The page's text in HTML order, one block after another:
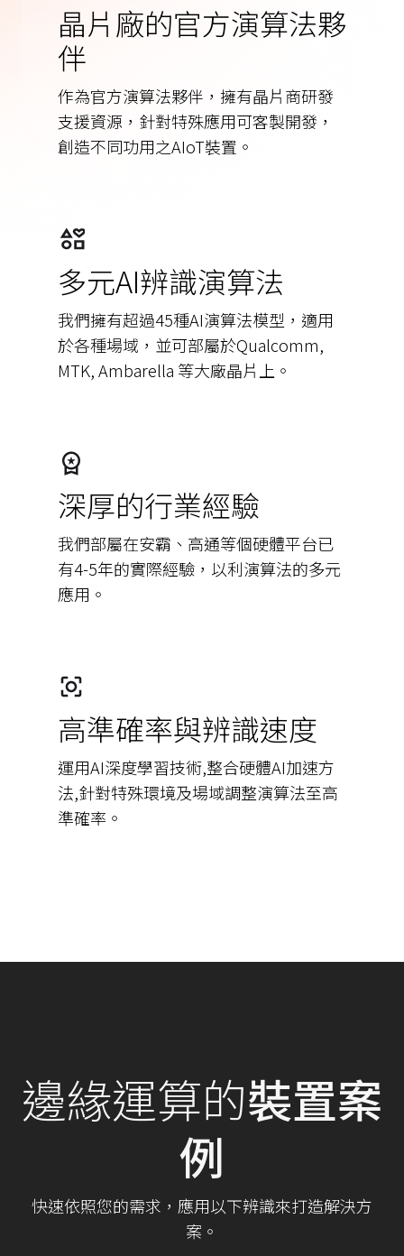
晶片廠的官方演算法夥
伴
作為官方演算法夥伴，擁有晶片商研發
支援資源，針對特殊應用可客製開發，
創造不同功用之AIoT裝置。
多元AI辨識演算法
我們擁有超過45種AI演算法模型，適用
於各種場域，並可部屬於Qualcomm,
MTK, Ambarella 等大廠晶片上。
深厚的行業經驗
我們部屬在安霸、高通等個硬體平台已
有4-5年的實際經驗，以利演算法的多元
應用。
高準確率與辨識速度
運用AI深度學習技術,整合硬體AI加速方
法,針對特殊環境及場域調整演算法至高
準確率。
邊緣運算的裝置案
例
快速依照您的需求，應用以下辨識來打造解決方
案。